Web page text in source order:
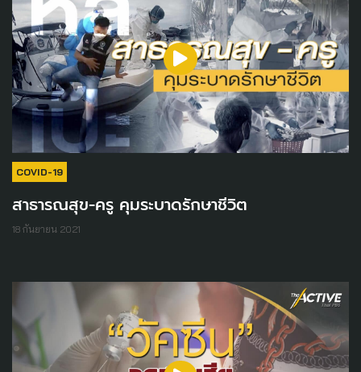
COVID-19
สาธารณสุข-ครู คุมระบาดรักษาชีวิต
18 กันยายน 2021